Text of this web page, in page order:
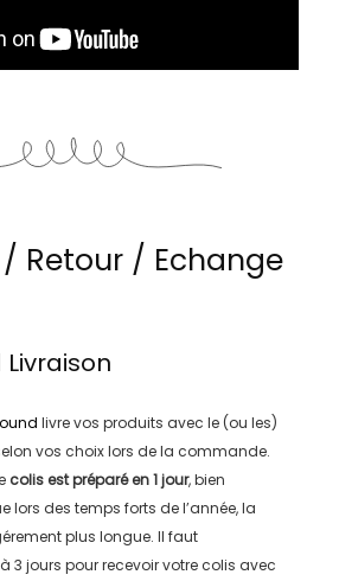
Retour / Echange
Livraison
livre vos produits avec le (ou les)
vos choix lors de la commande.
colis est préparé en1 jour, bien
lors des temps forts de l’année, la
plus longue. Il faut
3 jours pour recevoir votre colis avec